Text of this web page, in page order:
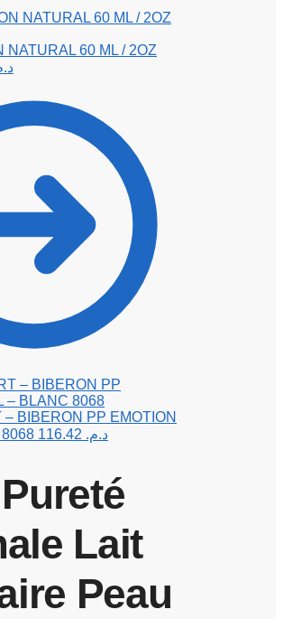
NATURAL 60 ML / 2OZ
BIBERON PP EMOTION
د.م.
Lait
Peau